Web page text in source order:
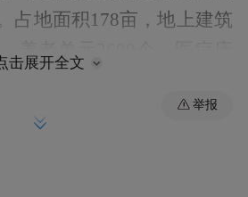
占地面积178亩，地上建筑
园工作人员的热情接待。
击展开全文
举报